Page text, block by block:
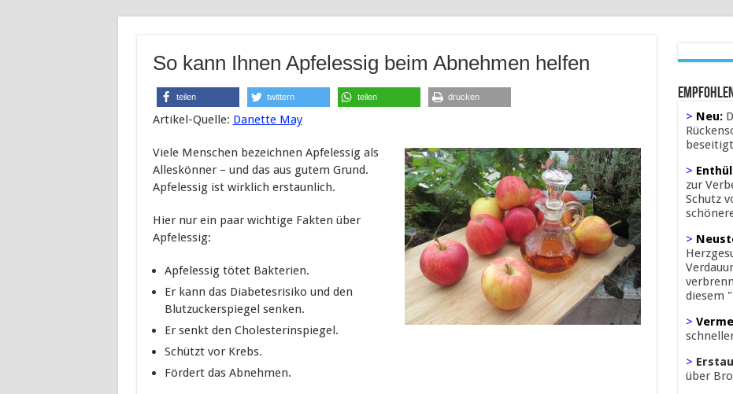
So kann Ihnen Apfelessig beim Abnehmen helfen
teilen twittern teilen drucken
Artikel-Quelle: Danette May
Viele Menschen bezeichnen Apfelessig als
Alleskönner – und das aus gutem Grund.
Apfelessig ist wirklich erstaunlich.
Hier nur ein paar wichtige Fakten über
Apfelessig:
Apfelessig tötet Bakterien.
Er kann das Diabetesrisiko und den
Blutzuckerspiegel senken.
Er senkt den Cholesterinspiegel.
Schützt vor Krebs.
Fördert das Abnehmen.
> Neu:
beseitigt
>
zur
Schutz
>
diesem
>
>
über